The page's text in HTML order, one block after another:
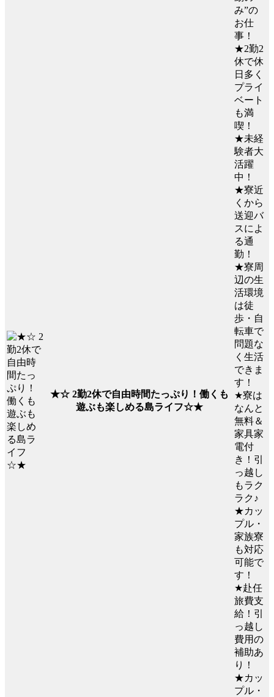
★☆ 2勤2休で自由時間たっぷり！働くも
遊ぶも楽しめる島ライフ☆★
み”の
お仕
事！
★2勤2
休で休
日多く
プライ
ベート
も満
喫！
★未経
験者大
活躍
中！
★寮近
くから
送迎バ
スによ
る通
勤！
★寮周
辺の生
活環境
は徒
歩・自
転車で
問題な
く生活
できま
す！
★寮は
なんと
無料＆
家具家
電付
き！引
っ越し
もラク
ラク♪
★カッ
プル・
家族寮
も対応
可能で
す！
★赴任
旅費支
給！引
っ越し
費用の
補助あ
り！
★カッ
プル・